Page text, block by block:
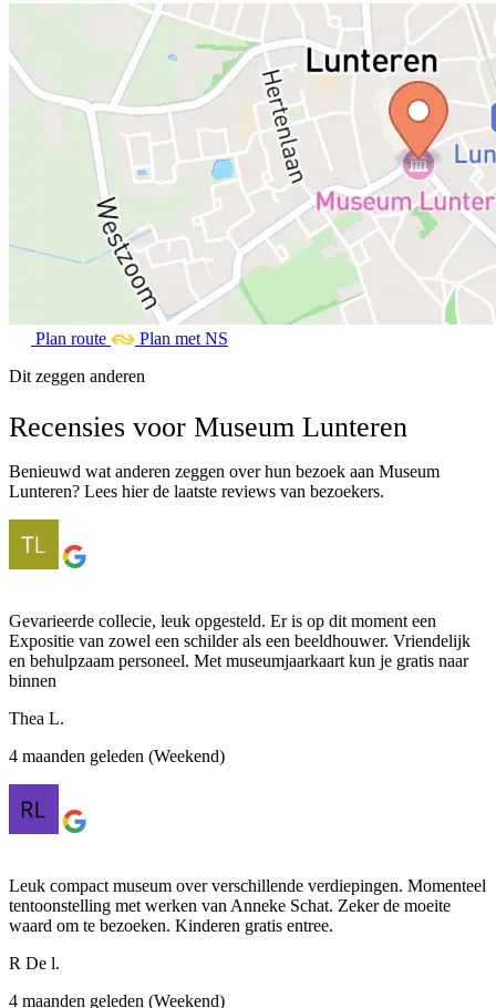
Plan route
Plan met NS
Dit zeggen anderen
Recensies voor Museum Lunteren
Benieuwd wat anderen zeggen over hun bezoek aan Museum
Lunteren? Lees hier de laatste reviews van bezoekers.
Gevarieerde collecie, leuk opgesteld. Er is op dit moment een
Expositie van zowel een schilder als een beeldhouwer. Vriendelijk
en behulpzaam personeel. Met museumjaarkaart kun je gratis naar
binnen
Thea L.
4 maanden geleden (Weekend)
Leuk compact museum over verschillende verdiepingen. Momenteel
tentoonstelling met werken van Anneke Schat. Zeker de moeite
waard om te bezoeken. Kinderen gratis entree.
R De l.
4 maanden geleden (Weekend)